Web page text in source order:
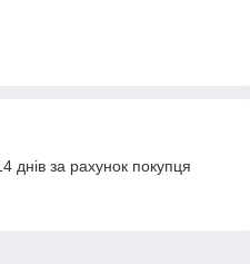
днів за рахунок покупця